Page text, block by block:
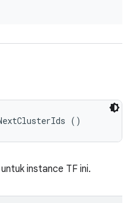
()
instance TF ini.